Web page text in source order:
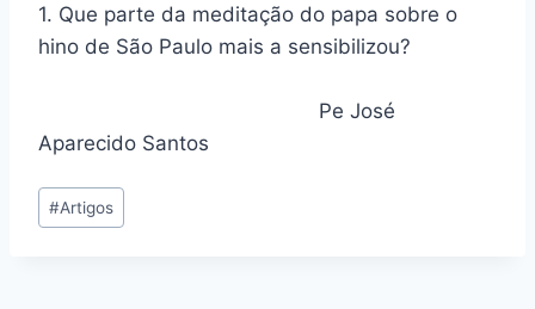
1. Que parte da meditação do papa sobre o
hino de São Paulo mais a sensibilizou?
Pe José
Aparecido Santos
Tags
do
#Artigos